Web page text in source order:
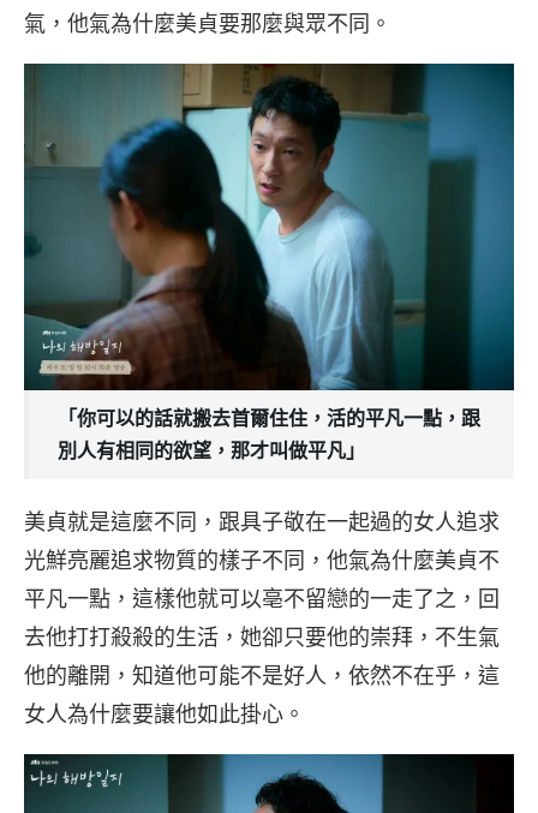
氣，他氣為什麼美貞要那麼與眾不同。
「你可以的話就搬去首爾住住，活的平凡一點，跟
別人有相同的欲望，那才叫做平凡」
美貞就是這麼不同，跟具子敬在一起過的女人追求
光鮮亮麗追求物質的樣子不同，他氣為什麼美貞不
平凡一點，這樣他就可以亳不留戀的一走了之，回
去他打打殺殺的生活，她卻只要他的崇拜，不生氣
他的離開，知道他可能不是好人，依然不在乎，這
女人為什麼要讓他如此掛心。